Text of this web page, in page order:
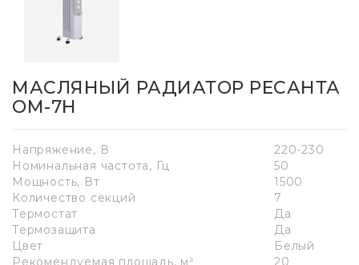
МАСЛЯНЫЙ РАДИАТОР РЕСАНТА
ОМ-7Н
Напряжение, В
220-230
Номинальная частота, Гц
50
Мощность, Вт
1500
Количество секций
7
Термостат
Да
Термозащита
Да
Цвет
Белый
Рекомендуемая площадь, м²
20